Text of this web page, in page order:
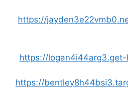
https://
https://
https://